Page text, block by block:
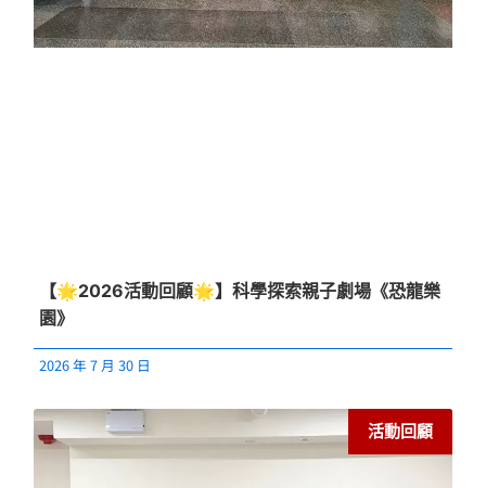
【🌟2026活動回顧🌟】科學探索親子劇場《恐龍樂
園》
2026 年 7 月 30 日
活動回顧